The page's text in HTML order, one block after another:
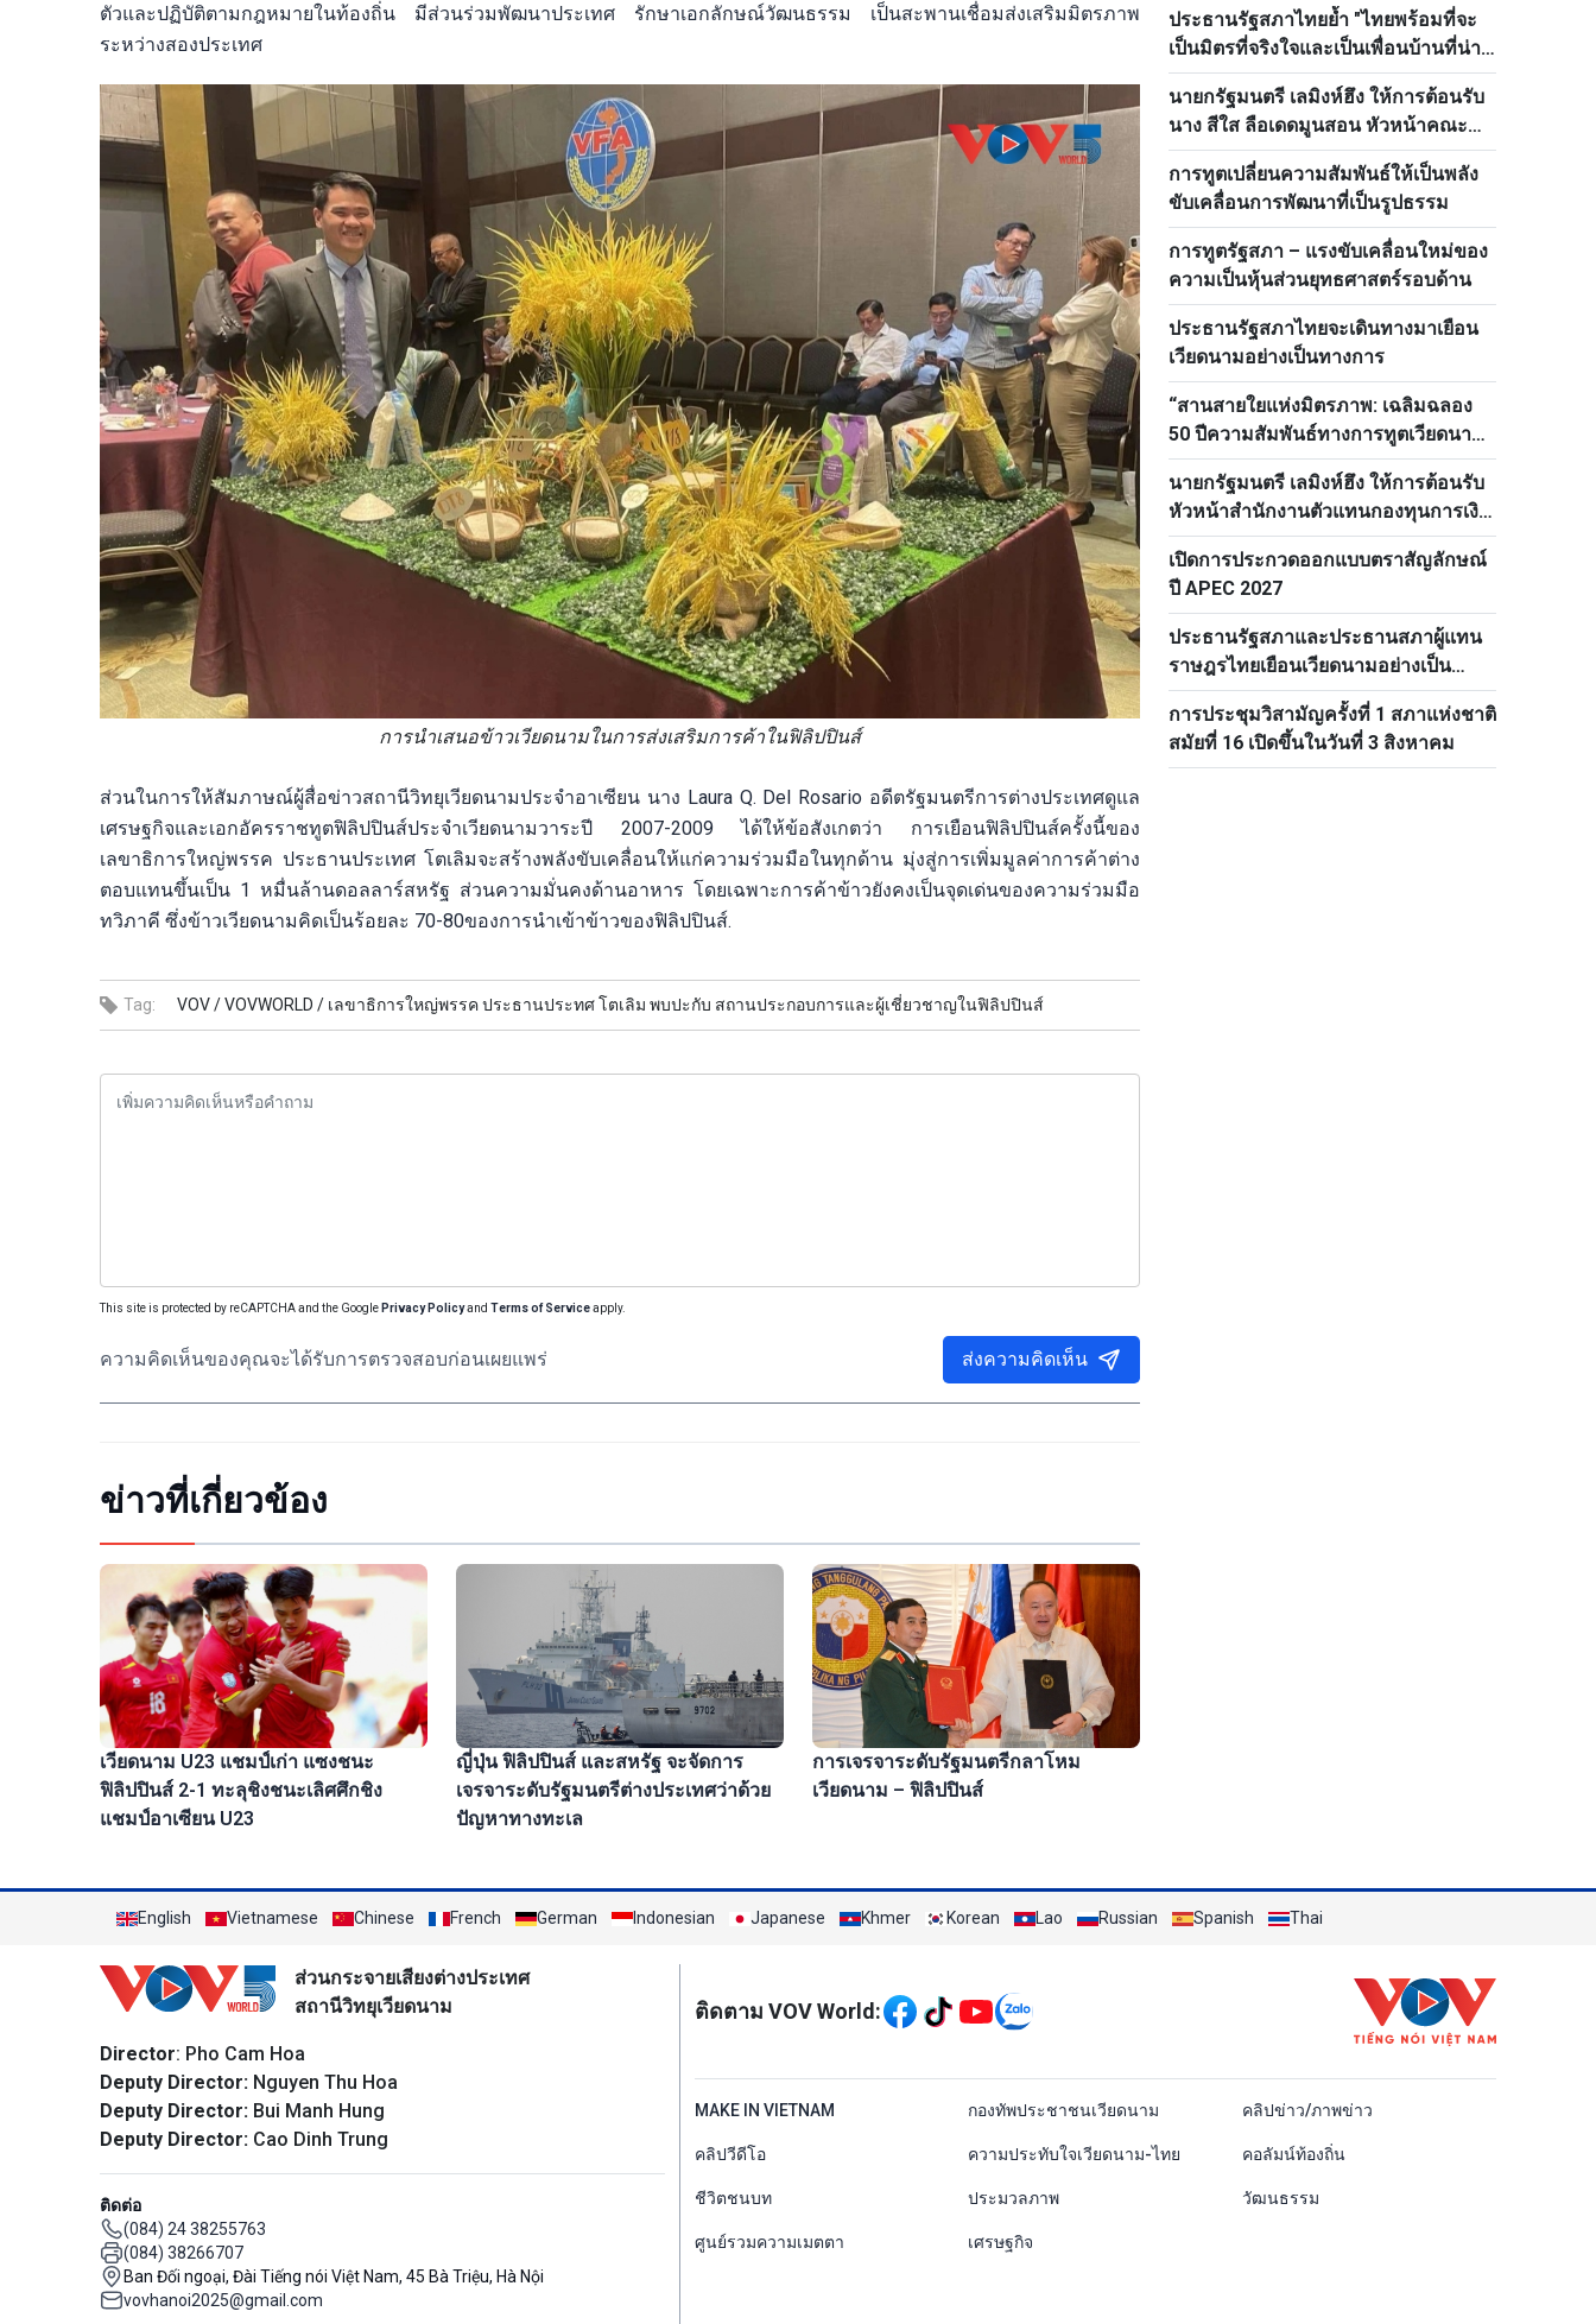
ตัวและปฏิบัติตามกฎหมายในท้องถิ่น มีส่วนร่วมพัฒนาประเทศ รักษาเอกลักษณ์วัฒนธรรม เป็นสะพานเชื่อมส่งเสริมมิตรภาพ
ระหว่างสองประเทศ
การนำเสนอข้าวเวียดนามในการส่งเสริมการค้าในฟิลิปปินส์
ส่วนในการให้สัมภาษณ์ผู้สื่อข่าวสถานีวิทยุเวียดนามประจำอาเซียน นาง Laura Q. Del Rosario อดีตรัฐมนตรีการต่างประเทศดูแล
เศรษฐกิจและเอกอัครราชทูตฟิลิปปินส์ประจำเวียดนามวาระปี 2007-2009 ได้ให้ข้อสังเกตว่า การเยือนฟิลิปปินส์ครั้งนี้ของ
เลขาธิการใหญ่พรรค ประธานประเทศ โตเลิมจะสร้างพลังขับเคลื่อนให้แก่ความร่วมมือในทุกด้าน มุ่งสู่การเพิ่มมูลค่าการค้าต่าง
ตอบแทนขึ้นเป็น 1 หมื่นล้านดอลลาร์สหรัฐ ส่วนความมั่นคงด้านอาหาร โดยเฉพาะการค้าข้าวยังคงเป็นจุดเด่นของความร่วมมือ
ทวิภาคี ซึ่งข้าวเวียดนามคิดเป็นร้อยละ 70-80ของการนำเข้าข้าวของฟิลิปปินส์.
Tag: VOV /VOVWORLD / เลขาธิการใหญ่พรรค ประธานประทศ โตเลิม พบปะกับ สถานประกอบการและผู้เชี่ยวชาญในฟิลิปปินส์
This site is protected by reCAPTCHA and the Google Privacy Policyand Terms of Serviceapply.
ความคิดเห็นของคุณจะได้รับการตรวจสอบก่อนเผยแพร่ ส่งความคิดเห็น
ข่าวที่เกี่ยวข้อง
เวียดนาม U23 แชมป์เก่า แซงชนะ
ฟิลิปปินส์ 2-1 ทะลุชิงชนะเลิศศึกชิง
แชมป์อาเซียน U23
ญี่ปุ่น ฟิลิปปินส์ และสหรัฐ จะจัดการ
เจรจาระดับรัฐมนตรีต่างประเทศว่าด้วย
ปัญหาทางทะเล
การเจรจาระดับรัฐมนตรีกลาโหม
เวียดนาม – ฟิลิปปินส์
ประธานรัฐสภาไทยย้ำ "ไทยพร้อมที่จะ
เป็นมิตรที่จริงใจและเป็นเพื่อนบ้านที่น่า
ไว้วางใจของเวียดนามเสมอ"
นายกรัฐมนตรี เลมิงห์ฮึง ให้การต้อนรับ
นาง สีใส ลือเดดมูนสอน หัวหน้าคณะ
กรรมการด้านบุคลากรส่วนกลางพรรค
ประชาชนปฏิวัติลาว
การทูตเปลี่ยนความสัมพันธ์ให้เป็นพลัง
ขับเคลื่อนการพัฒนาที่เป็นรูปธรรม
การทูตรัฐสภา – แรงขับเคลื่อนใหม่ของ
ความเป็นหุ้นส่วนยุทธศาสตร์รอบด้าน
ประธานรัฐสภาไทยจะเดินทางมาเยือน
เวียดนามอย่างเป็นทางการ
“สานสายใยแห่งมิตรภาพ: เฉลิมฉลอง
50 ปีความสัมพันธ์ทางการทูตเวียดนาม–
ไทย”
นายกรัฐมนตรี เลมิงห์ฮึง ให้การต้อนรับ
หัวหน้าสำนักงานตัวแทนกองทุนการเงิน
ระหว่างประเทศ
เปิดการประกวดออกแบบตราสัญลักษณ์
ปี APEC 2027
ประธานรัฐสภาและประธานสภาผู้แทน
ราษฎรไทยเยือนเวียดนามอย่างเป็น
ทางการ
การประชุมวิสามัญครั้งที่ 1 สภาแห่งชาติ
สมัยที่ 16 เปิดขึ้นในวันที่ 3 สิงหาคม
English Vietnamese Chinese French German Indonesian Japanese Khmer Korean Lao Russian Spanish Thai
ส่วนกระจายเสียงต่างประเทศ
สถานีวิทยุเวียดนาม
Director: Pho Cam Hoa
Deputy Director: Nguyen Thu Hoa
Deputy Director: Bui Manh Hung
Deputy Director: Cao Dinh Trung
ติดต่อ
(084) 24 38255763
(084) 38266707
Ban Đối ngoại, Đài Tiếng nói Việt Nam, 45 Bà Triệu, Hà Nội
vovhanoi2025@gmail.com
Mạng xã hội
ติดตาม VOV World:
menu footer tiếng Thái
MAKE IN VIETNAM กองทัพประชาชนเวียดนาม คลิปข่าว/ภาพข่าว
คลิปวีดีโอ ความประทับใจเวียดนาม-ไทย คอลัมน์ท้องถิ่น
ชีวิตชนบท ประมวลภาพ วัฒนธรรม
ศูนย์รวมความเมตตา เศรษฐกิจ